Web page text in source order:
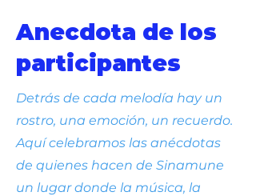
Anecdota de los
participantes
Detrás de cada melodía hay un
rostro, una emoción, un recuerdo.
Aquí celebramos las anécdotas
de quienes hacen de Sinamune
un lugar donde la música, la